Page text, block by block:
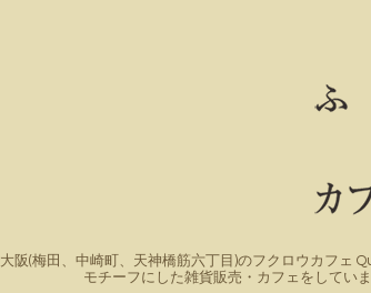
大阪(梅田、中崎町、天神橋筋六丁目)のフクロウカフェ
モチーフにした雑貨販売・カフェをしてい